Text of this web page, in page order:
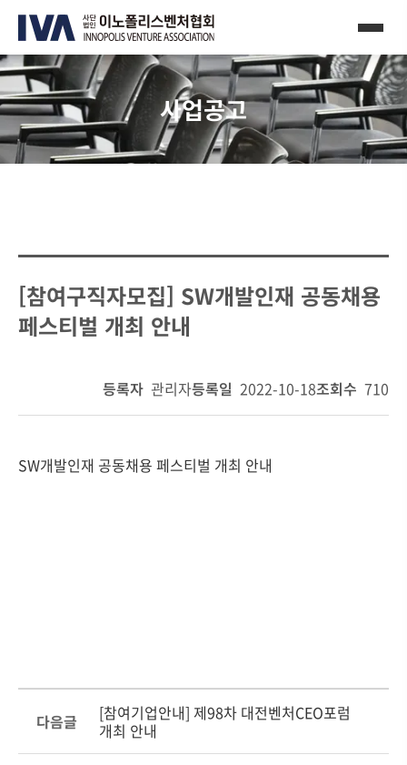
사업공고
[참여구직자모집] SW개발인재 공동채용
페스티벌 개최 안내
등록자 관리자등록일 2022-10-18조회수 710
SW개발인재 공동채용 페스티벌 개최 안내
다음글
[참여기업안내] 제98차 대전벤처CEO포럼
개최 안내